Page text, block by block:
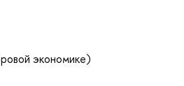
экономике)